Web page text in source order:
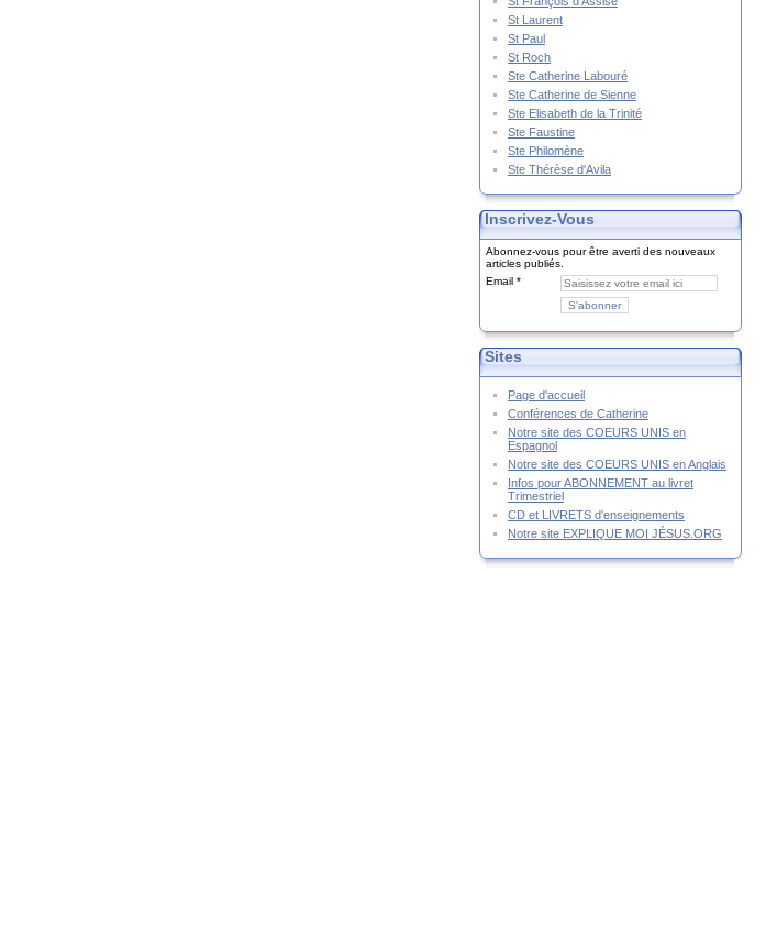
St Laurent
St Paul
St Roch
Ste Catherine Labouré
Ste Catherine de Sienne
Ste Elisabeth de la Trinité
Ste Faustine
Ste Philomène
Ste Thérèse d'Avila
Inscrivez-Vous
Abonnez-vous pour être averti des nouveaux
articles publiés.
Email
Sites
Page d'accueil
Conférences de Catherine
Notre site des COEURS UNIS en
Espagnol
Notre site des COEURS UNIS en Anglais
Infos pour ABONNEMENT au livret
Trimestriel
CD et LIVRETS d'enseignements
Notre site EXPLIQUE MOI JÉSUS.ORG